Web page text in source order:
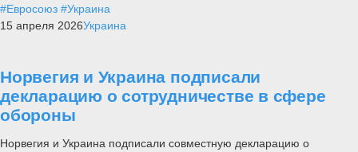
#Евросоюз #Украина
15 апреля 2026Украина
Норвегия и Украина подписали
декларацию о сотрудничестве в сфере
обороны
Норвегия и Украина подписали совместную декларацию о